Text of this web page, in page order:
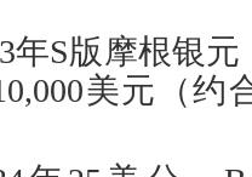
年S版摩根银
美元（约